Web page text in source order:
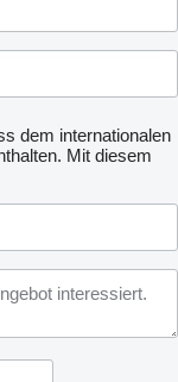
dem internationalen
Mit diesem